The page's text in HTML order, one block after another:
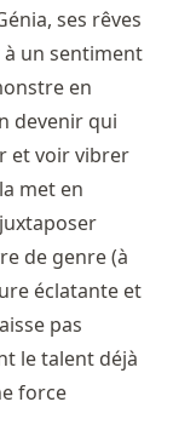
ses rêves
à un sentiment
en
devenir qui
et voir vibrer
met en
de genre (à
éclatante et
pas
le talent déjà
force